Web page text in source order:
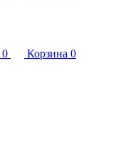
0 Корзина 0